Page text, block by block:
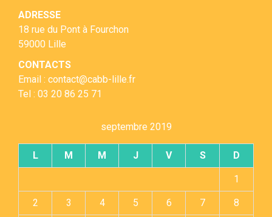
ADRESSE
18 rue du Pont à Fourchon
59000 Lille
CONTACTS
Email : contact@cabb-lille.fr
Tel : 03 20 86 25 71
septembre 2019
L M M J V S D
1
2 3 4 5 6 7 8